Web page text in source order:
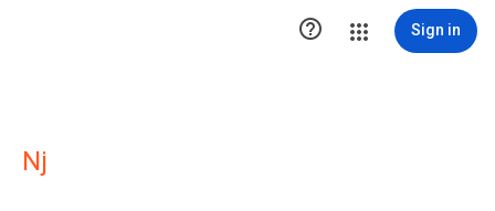
 Sign in
Nj